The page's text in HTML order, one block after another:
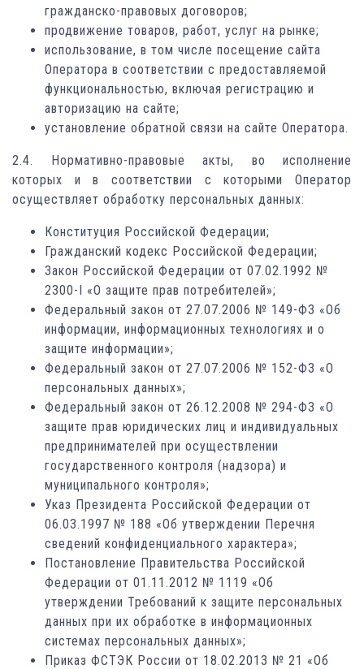
гражданско-правовых договоров;
продвижение товаров, работ, услуг на рынке;
использование, в том числе посещение сайта
Оператора в соответствии с предоставляемой
функциональностью, включая регистрацию и
авторизацию на сайте;
установление обратной связи на сайте Оператора.
2.4. Нормативно-правовые акты, во исполнение
которых и в соответствии с которыми Оператор
осуществляет обработку персональных данных:
Конституция Российской Федерации;
Гражданский кодекс Российской Федерации;
Закон Российской Федерации от 07.02.1992 №
2300-I «О защите прав потребителей»;
Федеральный закон от 27.07.2006 № 149-ФЗ «Об
информации, информационных технологиях и о
защите информации»;
Федеральный закон от 27.07.2006 № 152-ФЗ «О
персональных данных»;
Федеральный закон от 26.12.2008 № 294-ФЗ «О
защите прав юридических лиц и индивидуальных
предпринимателей при осуществлении
государственного контроля (надзора) и
муниципального контроля»;
Указ Президента Российской Федерации от
06.03.1997 № 188 «Об утверждении Перечня
сведений конфиденциального характера»;
Постановление Правительства Российской
Федерации от 01.11.2012 № 1119 «Об
утверждении Требований к защите персональных
данных при их обработке в информационных
системах персональных данных»;
Приказ ФСТЭК России от 18.02.2013 № 21 «Об